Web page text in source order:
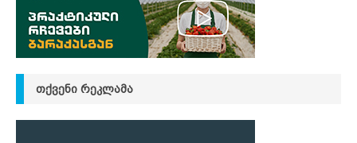
ᲗᲥᲕᲔᲜᲘ ᲠᲔᲙᲚᲐᲛᲐ